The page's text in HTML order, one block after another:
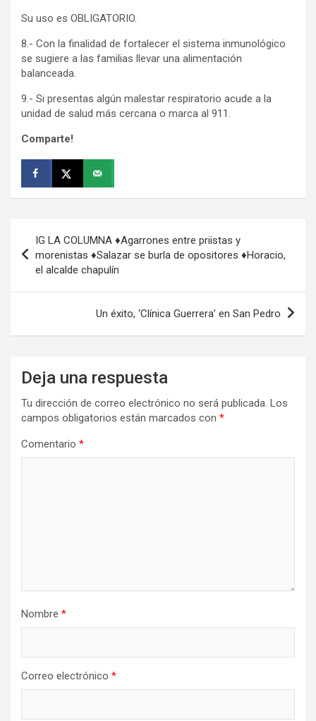
Su uso es OBLIGATORIO.
8.- Con la finalidad de fortalecer el sistema inmunológico
se sugiere a las familias llevar una alimentación
balanceada.
9.- Si presentas algún malestar respiratorio acude a la
unidad de salud más cercana o marca al 911.
Comparte!
de
entradas
IG LA COLUMNA ♦Agarrones entre priistas y
morenistas ♦Salazar se burla de opositores ♦Horacio,
el alcalde chapulín
Un éxito, ‘Clínica Guerrera’ en San Pedro
Deja una respuesta
Tu dirección de correo electrónico no será publicada. Los
campos obligatorios están marcados con *
Comentario *
Nombre *
Correo electrónico *